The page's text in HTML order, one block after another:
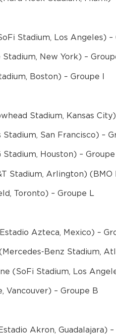
Stadium, Los Angeles) –
New York) –
Boston) – Groupe I
Stadium, Kansas
Stadium, San Francisco) –
Stadium, Houston) –
Stadium, Arlington) (BMO
Toronto) – Groupe L
Azteca, Mexico) –
Benz Stadium,
(SoFi Stadium, Los
Vancouver) – Groupe B
Akron, Guadalajara)